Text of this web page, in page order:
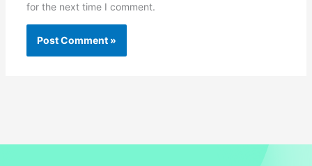
for the next time I comment.